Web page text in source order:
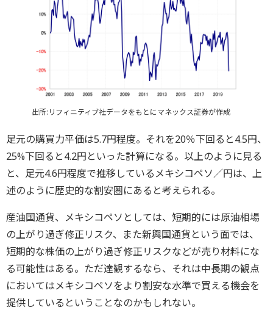
出所:リフィニティブ社データをもとにマネックス証券が作成
足元の購買力平価は5.7円程度。それを20％下回ると4.5円、
25%下回ると4.2円といった計算になる。以上のように見る
と、足元4.6円程度で推移しているメキシコペソ／円は、上
述のように歴史的な割安圏にあると考えられる。
産油国通貨、メキシコペソとしては、短期的には原油相場
の上がり過ぎ修正リスク、また新興国通貨という面では、
短期的な株価の上がり過ぎ修正リスクなどが売り材料にな
る可能性はある。ただ達観するなら、それは中長期の観点
においてはメキシコペソをより割安な水準で買える機会を
提供しているということなのかもしれない。